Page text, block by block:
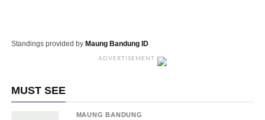
Standings provided by Maung Bandung ID
ADVERTISEMENT
MUST SEE
MAUNG BANDUNG